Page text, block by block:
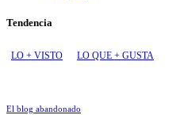
Tendencia
LO + VISTO LO QUE + GUSTA
El blog abandonado